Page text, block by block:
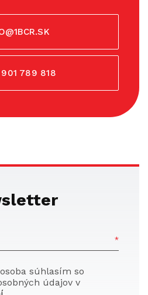
901 789 818
súhlasím so
údajov v